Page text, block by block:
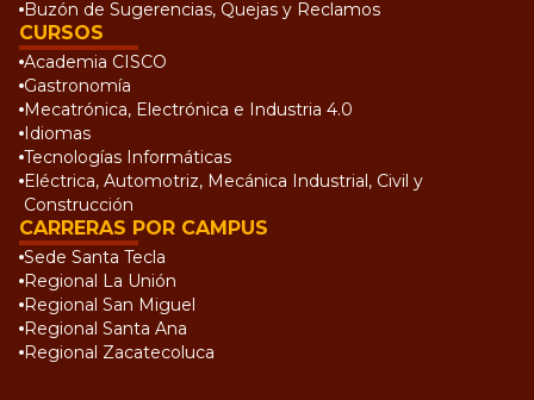
Buzón de Sugerencias, Quejas y Reclamos
CURSOS
Academia CISCO
Gastronomía
Mecatrónica, Electrónica e Industria 4.0
Idiomas
Tecnologías Informáticas
Eléctrica, Automotriz, Mecánica Industrial, Civil y
Construcción
CARRERAS POR CAMPUS
Sede Santa Tecla
Regional La Unión
Regional San Miguel
Regional Santa Ana
Regional Zacatecoluca